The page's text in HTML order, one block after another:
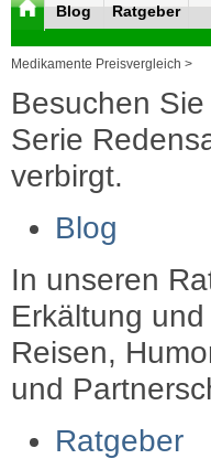
Blog Ratgeber
Medikamente Preisvergleich >
Besuchen
Serie
verbirgt.
Blog
In unseren
Erkältung
Reisen,
und
Ratgeber